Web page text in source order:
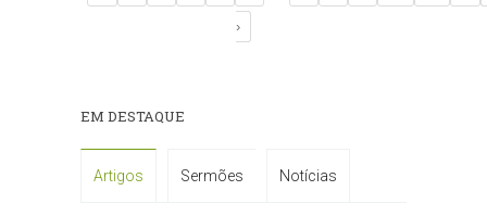
›
EM DESTAQUE
Artigos Sermões Notícias